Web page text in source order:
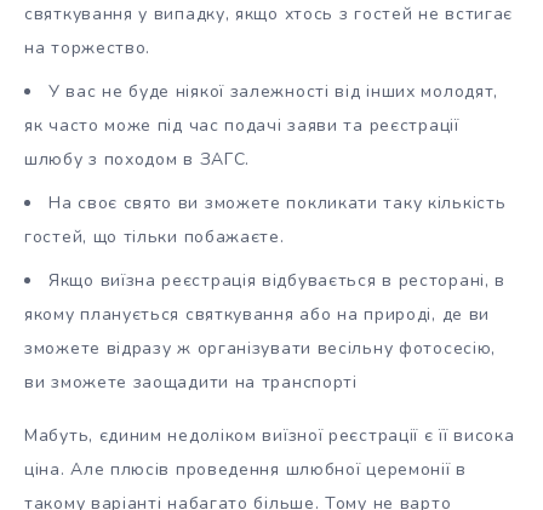
святкування у випадку, якщо хтось з гостей не встигає
на торжество.
У вас не буде ніякої залежності від інших молодят,
як часто може під час подачі заяви та реєстрації
шлюбу з походом в ЗАГС.
На своє свято ви зможете покликати таку кількість
гостей, що тільки побажаєте.
Якщо виїзна реєстрація відбувається в ресторані, в
якому планується святкування або на природі, де ви
зможете відразу ж організувати весільну фотосесію,
ви зможете заощадити на транспорті
Мабуть, єдиним недоліком виїзної реєстрації є її висока
ціна. Але плюсів проведення шлюбної церемонії в
такому варіанті набагато більше. Тому не варто